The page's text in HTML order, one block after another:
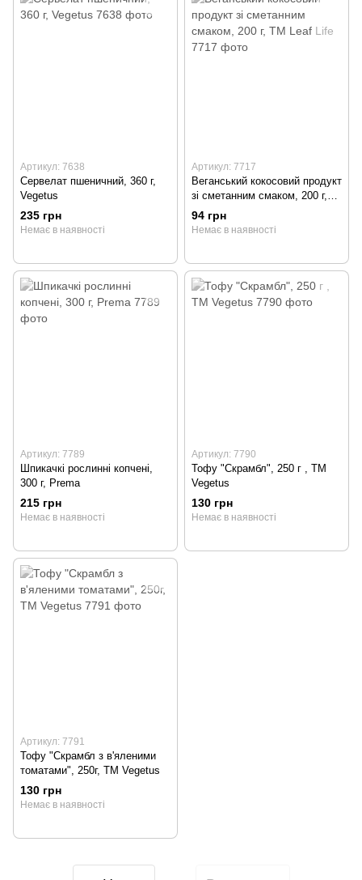
Артикул: 7638
Сервелат пшеничний, 360 г,
Vegetus
235 грн
Немає в наявності
Артикул: 7717
Веганський кокосовий продукт
зі сметанним смаком, 200 г,
ТМ Leaf Life
94 грн
Немає в наявності
Артикул: 7789
Шпикачкі рослинні копчені,
300 г, Prema
215 грн
Немає в наявності
Артикул: 7790
Тофу "Скрамбл", 250 г , ТМ
Vegetus
130 грн
Немає в наявності
Артикул: 7791
Тофу "Скрамбл з в'яленими
томатами", 250г, ТМ Vegetus
130 грн
Немає в наявності